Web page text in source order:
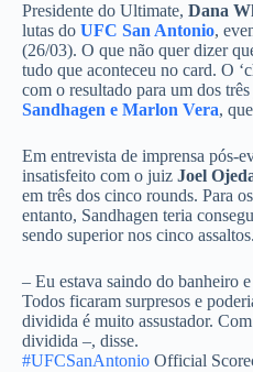
Presidente do Ultimate, Dana
lutas do UFC San Antonio,
(26/03). O que não quer dizer
tudo que aconteceu no card. O
com o resultado para um dos
Sandhagen e Marlon Vera,
Em entrevista de imprensa pós-
insatisfeito com o juiz Joel
em três dos cinco rounds. Para
entanto, Sandhagen teria
sendo superior nos cinco assaltos.
– Eu estava saindo do banheiro
Todos ficaram surpresos e
dividida é muito assustador.
dividida –, disse.
#UFCSanAntonio Official